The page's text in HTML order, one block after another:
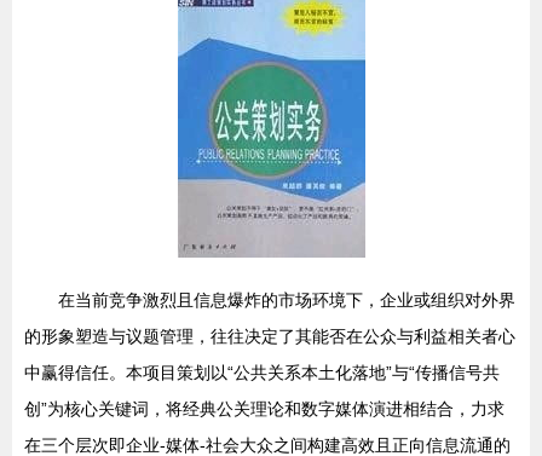
在当前竞争激烈且信息爆炸的市场环境下，企业或组织对外界
的形象塑造与议题管理，往往决定了其能否在公众与利益相关者心
中赢得信任。本项目策划以“公共关系本土化落地”与“传播信号共
创”为核心关键词，将经典公关理论和数字媒体演进相结合，力求
在三个层次即企业-媒体-社会大众之间构建高效且正向信息流通的